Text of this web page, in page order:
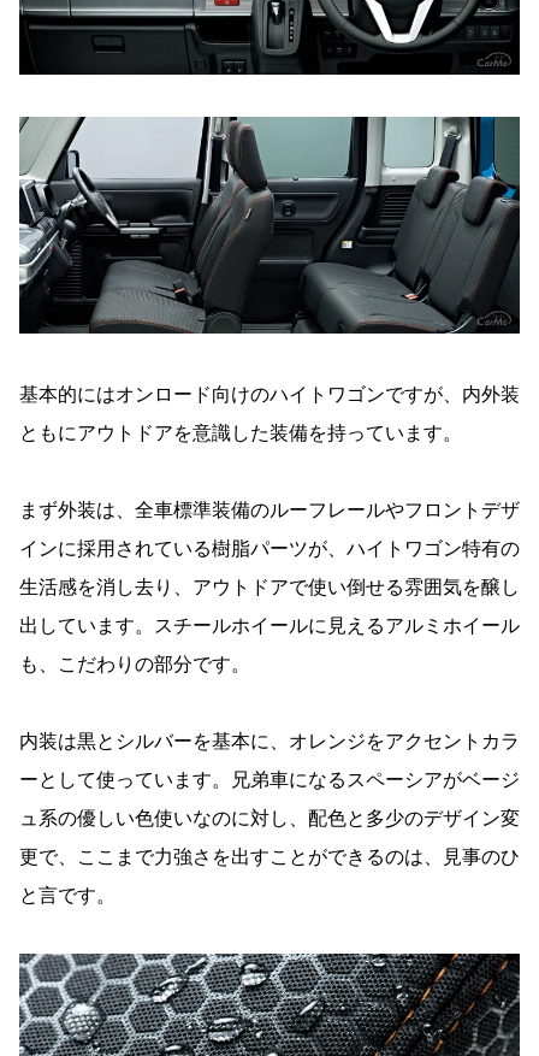
基本的にはオンロード向けのハイトワゴンですが、内外装
ともにアウトドアを意識した装備を持っています。
まず外装は、全車標準装備のルーフレールやフロントデザ
インに採用されている樹脂パーツが、ハイトワゴン特有の
生活感を消し去り、アウトドアで使い倒せる雰囲気を醸し
出しています。スチールホイールに見えるアルミホイール
も、こだわりの部分です。
内装は黒とシルバーを基本に、オレンジをアクセントカラ
ーとして使っています。兄弟車になるスペーシアがベージ
ュ系の優しい色使いなのに対し、配色と多少のデザイン変
更で、ここまで力強さを出すことができるのは、見事のひ
と言です。